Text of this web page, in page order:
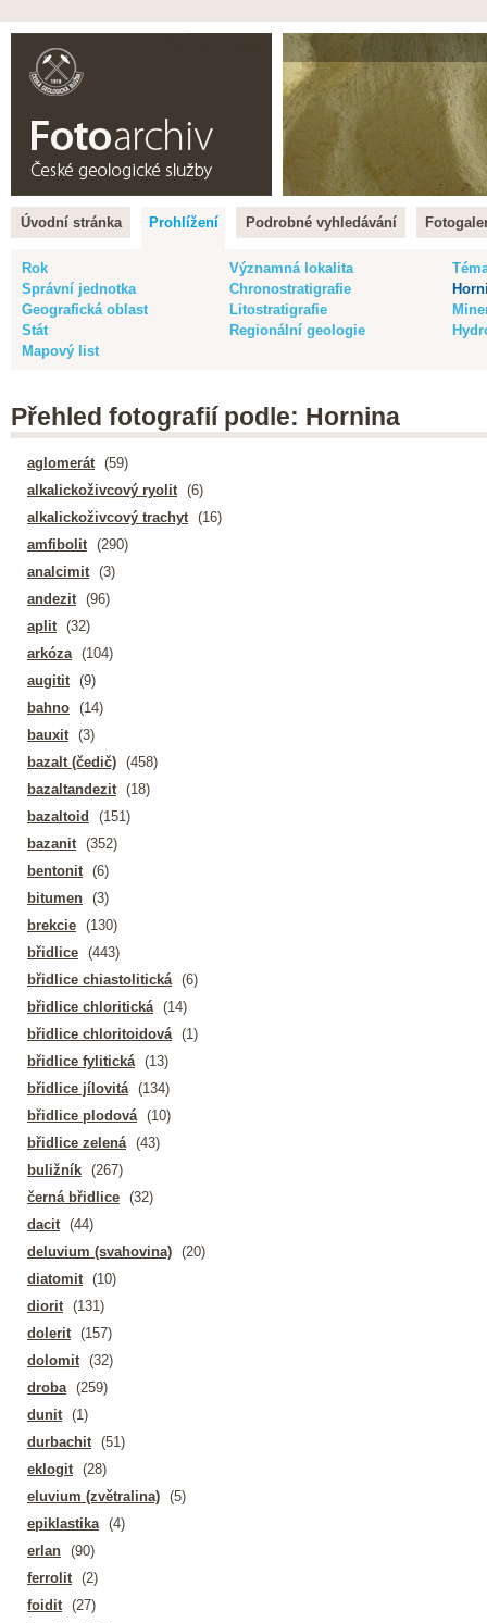
Úvodní stránka Prohlížení Podrobné vyhledávání
Rok Významná lokalita
Správní jednotka
Chronostratigrafie
Geografická oblast
Litostratigrafie
Stát
Regionální geologie
Mapový list
Přehled fotografií podle: Hornina
aglomerát (59)
alkalickoživcový ryolit (6)
alkalickoživcový trachyt (16)
amfibolit (290)
analcimit (3)
andezit (96)
aplit (32)
arkóza (104)
augitit (9)
bahno (14)
bauxit (3)
bazalt (čedič) (458)
bazaltandezit (18)
bazaltoid
(151)
bazanit (352)
bentonit (6)
bitumen (3)
brekcie (130)
břidlice (443)
břidlice chiastolitická (6)
břidlice chloritická (14)
břidlice chloritoidová (1)
břidlice fylitická (13)
břidlice jílovitá (134)
břidlice plodová (10)
břidlice zelená (43)
buližník (267)
černá břidlice (32)
dacit (44)
deluvium (svahovina) (20)
diatomit (10)
diorit (131)
dolerit (157)
dolomit (32)
droba (259)
dunit (1)
durbachit (51)
eklogit (28)
eluvium (zvětralina) (5)
epiklastika (4)
erlan (90)
ferrolit (2)
foidit (27)